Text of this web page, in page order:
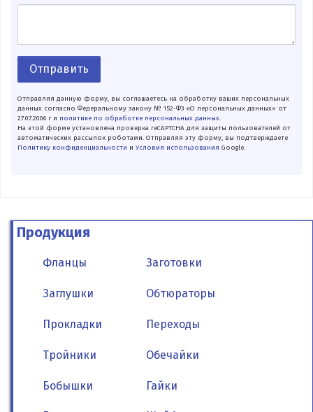
Отправить
Отправляя данную форму, вы соглашаетесь на обработку ваших персональных
данных согласно Федеральному закону № 152-ФЗ «О персональных данных» от
27.07.2006 г и политике по обработке персональных данных.
На этой форме установлена проверка reCAPTCHA для защиты пользователей от
автоматических рассылок роботами. Отправляя эту форму, вы подтверждаете
Политику конфиденциальности и Условия использования Google.
Продукция
Фланцы Заготовки
Заглушки Обтюраторы
Прокладки Переходы
Тройники Обечайки
Бобышки Гайки